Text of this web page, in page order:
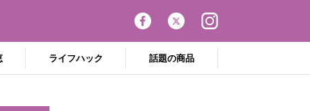
ライフハック 話題の商品